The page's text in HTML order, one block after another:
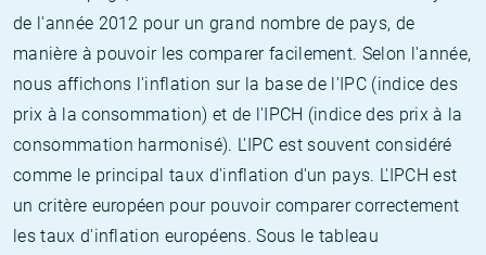
de l'année 2012 pour un grand nombre de pays, de
manière à pouvoir les comparer facilement. Selon l'année,
nous affichons l'inflation sur la base de l'IPC (indice des
prix à la consommation) et de l'IPCH (indice des prix à la
consommation harmonisé). L'IPC est souvent considéré
comme le principal taux d'inflation d'un pays. L'IPCH est
un critère européen pour pouvoir comparer correctement
les taux d'inflation européens. Sous le tableau